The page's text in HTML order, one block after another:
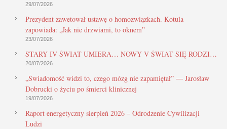
29/07/2026
Prezydent zawetował ustawę o homozwiązkach. Kotula
zapowiada: „Jak nie drzwiami, to oknem”
23/07/2026
STARY IV ŚWIAT UMIERA… NOWY V ŚWIAT SIĘ RODZI…
20/07/2026
„Świadomość widzi to, czego mózg nie zapamiętał” — Jarosław
Dobrucki o życiu po śmierci klinicznej
19/07/2026
Raport energetyczny sierpień 2026 – Odrodzenie Cywilizacji
Ludzi